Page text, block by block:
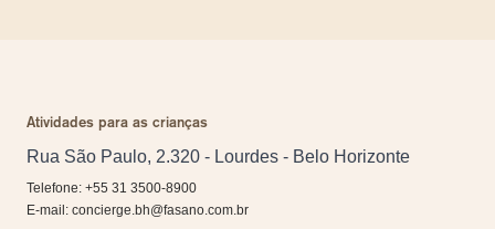
Atividades para as crianças
Rua São Paulo, 2.320 - Lourdes - Belo Horizonte
Telefone: +55 31 3500-8900
E-mail: concierge.bh@fasano.com.br